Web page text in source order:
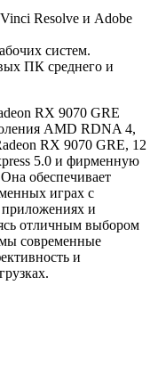
Resolve и Adobe
систем.
ПК среднего и
RX 9070 GRE
AMD RDNA 4,
RX 9070 GRE, 12
5.0 и фирменную
обеспечивает
играх с
и
отличным выбором
современные
и